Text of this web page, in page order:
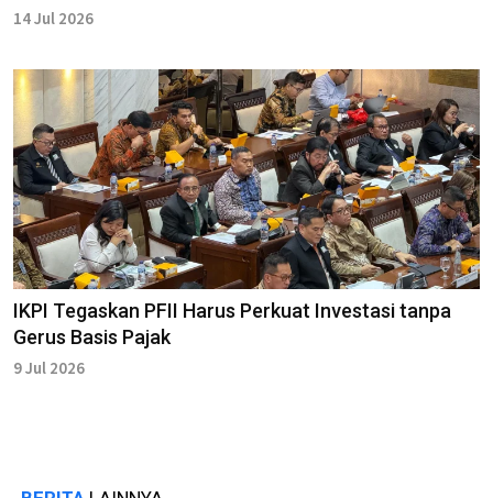
14 Jul 2026
IKPI Tegaskan PFII Harus Perkuat Investasi tanpa
Gerus Basis Pajak
9 Jul 2026